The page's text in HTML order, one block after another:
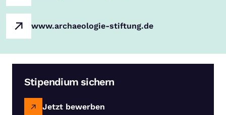
www.archaeologie-stiftung.de
Stipendium sichern
Jetzt bewerben